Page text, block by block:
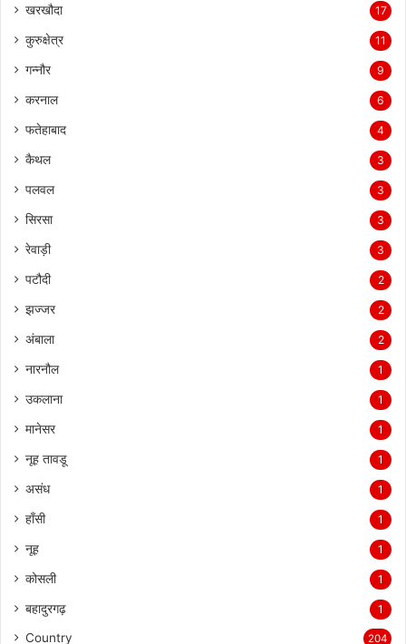
खरखौदा 17
कुरुक्षेत्र 11
गन्नौर 9
करनाल 6
फतेहाबाद 4
कैथल 3
पलवल 3
सिरसा 3
रेवाड़ी 3
पटौदी 2
झज्जर 2
अंबाला 2
नारनौल 1
उकलाना 1
मानेसर 1
नूह तावडू 1
असंध 1
हाँसी 1
नूह 1
कोसली 1
बहादुरगढ़ 1
Country 204